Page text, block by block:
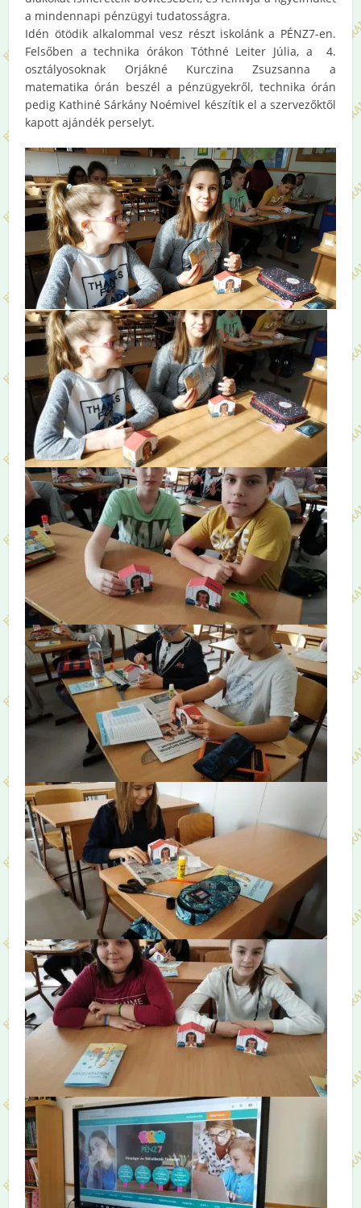
a mindennapi pénzügyi tudatosságra.
Idén ötödik alkalommal vesz részt iskolánk a PÉNZ7-en.
Felsőben a technika órákon Tóthné Leiter Júlia, a 4.
osztályosoknak Orjákné Kurczina Zsuzsanna a
matematika órán beszél a pénzügyekről, technika órán
pedig Kathiné Sárkány Noémivel készítik el a szervezőktől
kapott ajándék perselyt.